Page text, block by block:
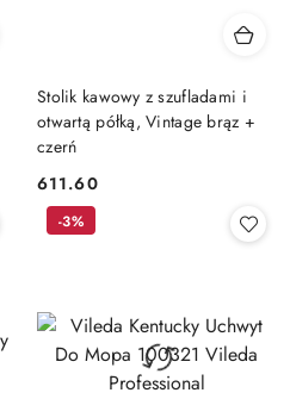
Stolik kawowy z szufladami i
otwartą półką, Vintage brąz +
czerń
Cena:
611.60
-3%